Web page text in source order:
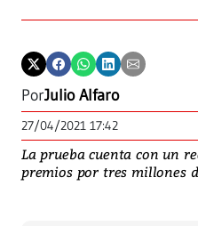
PorJulio Alfaro
27/04/2021 17:42
La prueba cuenta con un
premios por tres millones